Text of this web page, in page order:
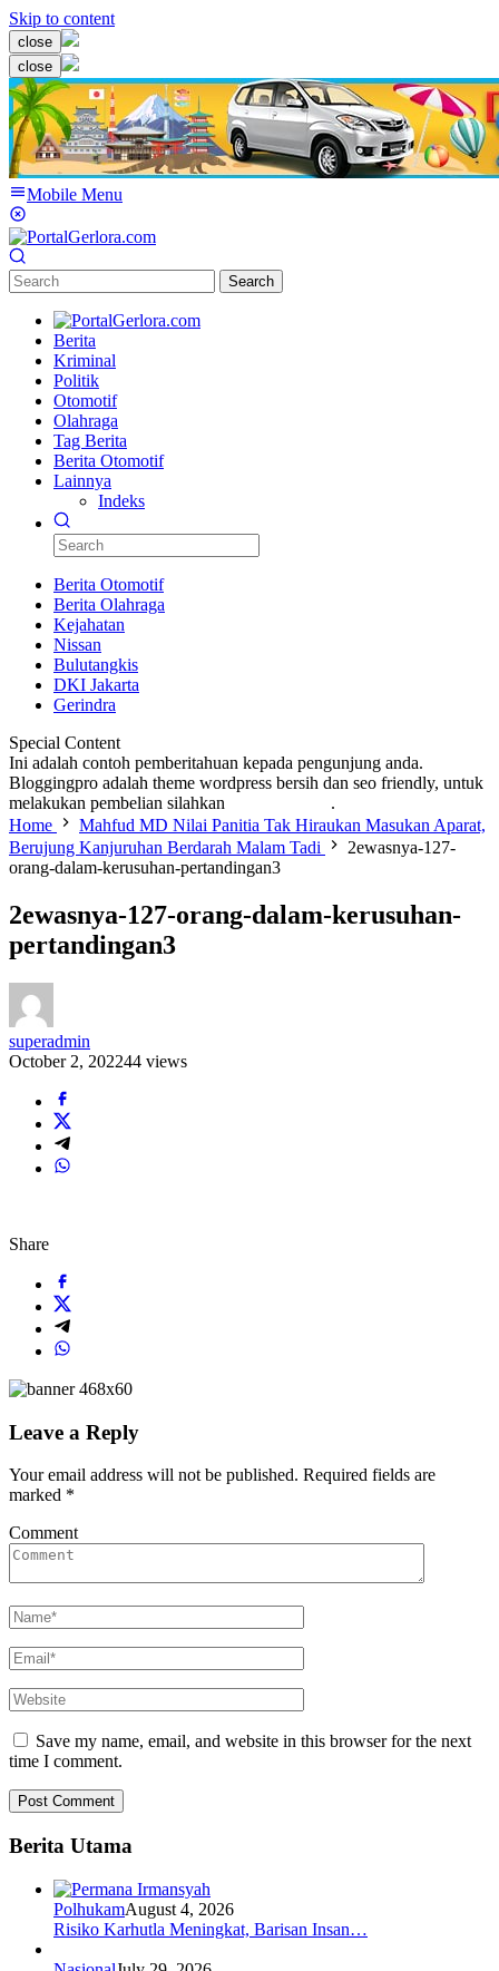
Skip to content
close
close
Mobile Menu
Search
Berita
Kriminal
Politik
Otomotif
Olahraga
Tag Berita
Berita Otomotif
Lainnya
Indeks
Berita Otomotif
Berita Olahraga
Kejahatan
Nissan
Bulutangkis
DKI Jakarta
Gerindra
Special Content
Ini adalah contoh pemberitahuan kepada pengunjung anda.
Bloggingpro adalah theme wordpress bersih dan seo friendly, untuk
melakukan pembelian silahkan
.
Home
Mahfud MD Nilai Panitia Tak Hiraukan Masukan Aparat,
Berujung Kanjuruhan Berdarah Malam Tadi
2ewasnya-127-
orang-dalam-kerusuhan-pertandingan3
2ewasnya-127-orang-dalam-kerusuhan-
pertandingan3
superadmin
October 2, 202244 views
Share
Leave a Reply
Your email address will not be published. Required fields are
marked *
Comment
Save my name, email, and website in this browser for the next
time I comment.
Berita Utama
PolhukamAugust 4, 2026
Risiko Karhutla Meningkat, Barisan Insan…